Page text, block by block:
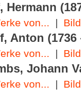
Hermann
von... |
Anton (1736
von... |
Johann
von... |